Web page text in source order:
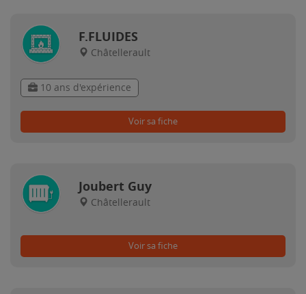
F.FLUIDES
Châtellerault
10 ans d'expérience
Voir sa fiche
Joubert Guy
Châtellerault
Voir sa fiche